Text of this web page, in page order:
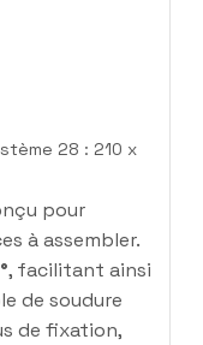
28 : 210 x
pour
à assembler.
, facilitant ainsi
de soudure
de fixation,